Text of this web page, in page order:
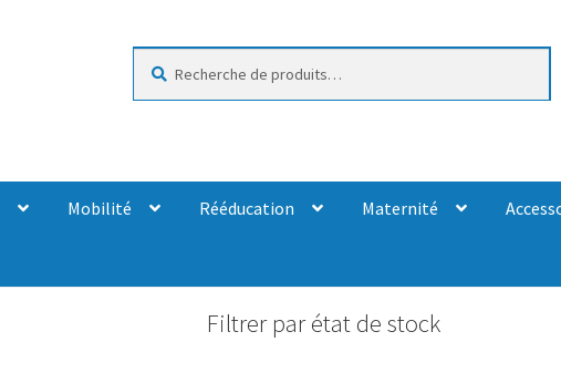
Mobilité Rééducation Maternité
Filtrer par état de stock